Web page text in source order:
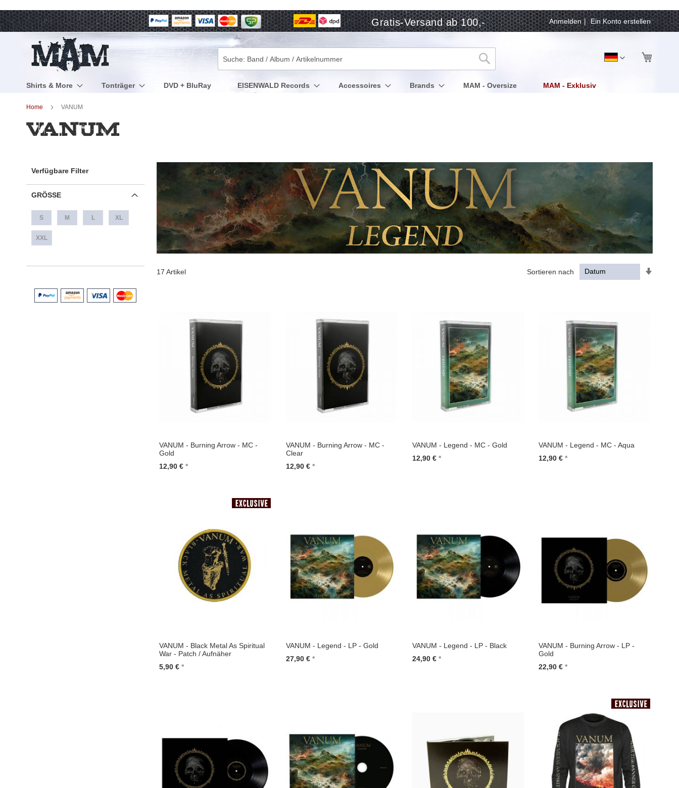
Gratis-Versand ab 100,-
Direkt
Inhalt
Anmelden Ein Konto erstellen
SpracheDeutsch
Suche
Shirts & More
Tonträger DVD + BluRay EISENWALD Records Accessoires Brands MAM - Oversize MAM - Exklusiv
Home VANUM
VANUM
Verfügbare Filter
GRÖSSE
S M L XL
XXL
17 Artikel Sortieren nach
VANUM - Burning Arrow - MC -
Gold
12,90 €
VANUM - Burning Arrow - MC -
Clear
12,90 €
VANUM - Legend - MC - Gold
12,90 €
VANUM - Legend - MC - Aqua
12,90 €
VANUM - Black Metal As Spiritual
War - Patch / Aufnäher
5,90 €
VANUM - Legend - LP - Gold
27,90 €
VANUM - Legend - LP - Black
24,90 €
VANUM - Burning Arrow - LP -
Gold
22,90 €